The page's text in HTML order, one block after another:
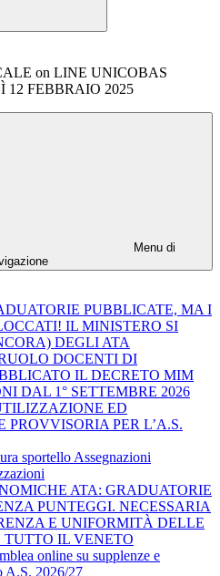
on LINE UNICOBAS
12 FEBBRAIO 2025
Menu di
PUBBLICATE, MA I
IL MINISTERO SI
DEGLI ATA
DOCENTI DI
IL DECRETO MIM
DAL 1° SETTEMBRE 2026
ED
PROVVISORIA PER L’A.S.
sportello Assegnazioni
ATA: GRADUATORIE
PUNTEGGI. NECESSARIA
E UNIFORMITÀ DELLE
TUTTO IL VENETO
online su supplenze e
A.S. 2026/27